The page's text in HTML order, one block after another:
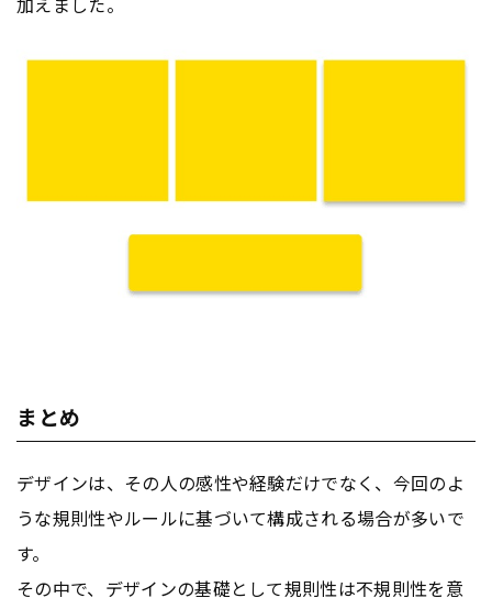
まとめ
デザインは、その人の感性や経験だけでなく、今回のよ
うな規則性やルールに基づいて構成される場合が多いで
す。
その中で、デザインの基礎として規則性は不規則性を意